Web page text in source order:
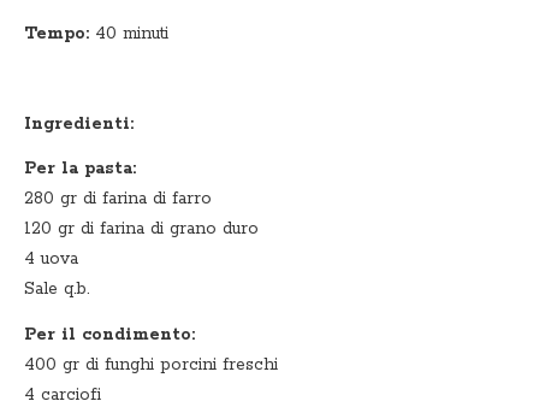
Tempo: 40 minuti
Ingredienti:
Per la pasta:
280 gr di farina di farro
120 gr di farina di grano duro
4 uova
Sale q.b.
Per il condimento:
400 gr di funghi porcini freschi
4 carciofi